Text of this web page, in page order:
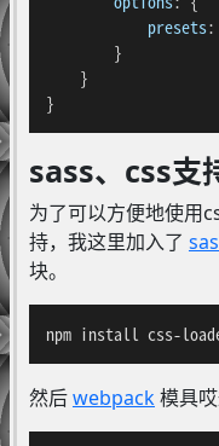
presets:
        }
    }
}
sass、css支
为了可以方便地使用
持，我这里加入了
块。
npm install css-
然后webpack模具